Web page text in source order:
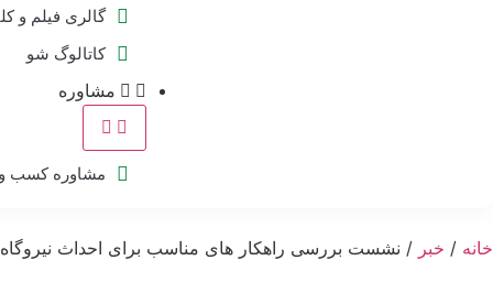
گالری فیلم و
کاتالوگ شو
مشاوره
مشاوره کسب و
خانه / خبر / نشست بررسی راهکار های مناسب برای احداث